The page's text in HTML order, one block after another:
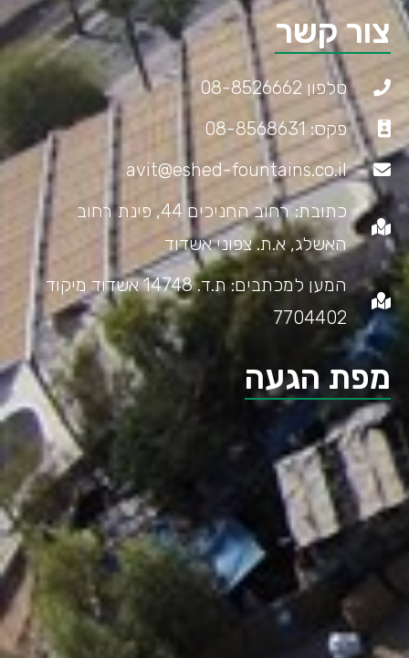
צור קשר
טלפון 08-8526662
פקס: 08-8568631
avit@eshed-fountains.co.il
כתובת: רחוב החניכים 44, פינת רחוב
האשלג, א.ת. צפוני אשדוד
המען למכתבים: ת.ד. 14748 אשדוד מיקוד
7704402
מפת הגעה